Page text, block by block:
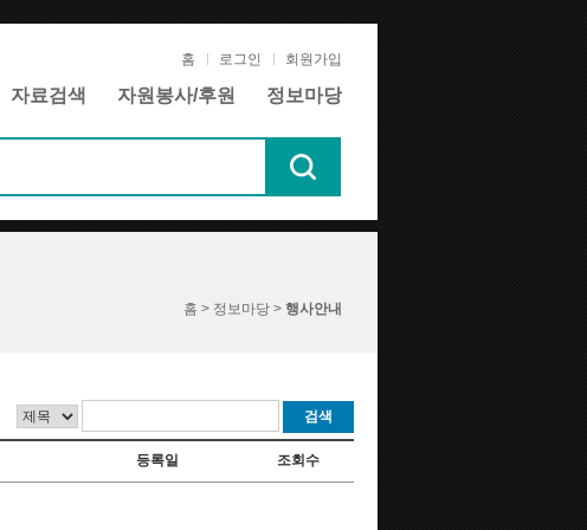
홈 로그인 회원가입
자료검색 자원봉사/후원 정보마당
홈 > 정보마당 > 행사안내
검색
등록일 조회수